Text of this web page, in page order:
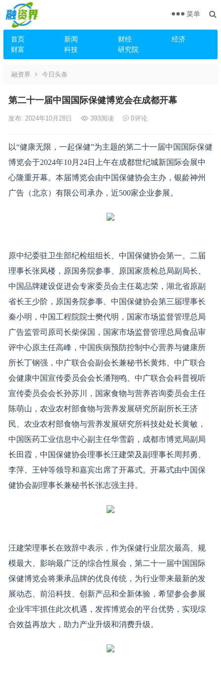
首页 新闻 财经
经济
财富
科技 研究院
菜单
融资界 今日头条
第二十一届中国国际保健博览会在成都开幕
发布: 2024年10月28日 393阅读 0评论
以“健康无限，一起保健”为主题的第二十一届中国国际保健
博览会于2024年10月24日上午在成都世纪城新国际会展中
心隆重开幕。本届博览会由中国保健协会主办，银龄神州
广告（北京）有限公司承办，近500家企业参展。
原中纪委驻卫生部纪检组组长、中国保健协会第一、二届
理事长张凤楼，原国务院参事、原国家质检总局副局长、
中国品牌建设促进会专家委员会主任葛志荣，湖北省原副
省长王少阶，原国务院参事、中国保健协会第三届理事长
秦小明，中国工程院院士樊代明，国家市场监督管理总局
广告监管司原司长柴保国，国家市场监督管理总局食品审
评中心原主任高峰，中国疾病预防控制中心营养与健康所
所长丁钢强，中广联合会副会长兼秘书长黄炜、中广联合
会健康中国宣传委员会会长潘翔鸣、中广联合会科普视听
宣传委员会会长孙苏川，国家食物与营养咨询委员会主任
陈萌山，农业农村部食物与营养发展研究所副所长王济
民、农业农村部食物与营养发展研究所科技处处长黄敏，
中国医药工业信息中心副主任华雪蔚，成都市博览局副局
长田霞，中国保健协会理事长汪建荣及副理事长周邦勇、
李萍、王钟等领导和嘉宾出席了开幕式。开幕式由中国保
健协会副理事长兼秘书长张志强主持。
汪建荣理事长在致辞中表示，作为保健行业层次最高、规
模最大、影响最广泛的综合性展会，第二十一届中国国际
保健博览会将秉承品牌的优良传统，为行业带来最新的发
展动态、前沿科技、创新产品和全新体验，希望参会参展
企业牢牢抓住此次机遇，发挥博览会的平台优势，实现综
合效益再放大，助力产业升级和消费升级。